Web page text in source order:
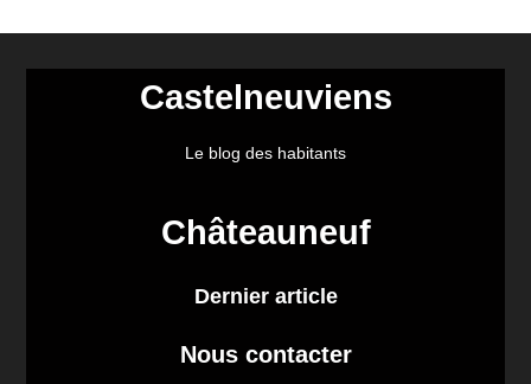
Castelneuviens
Le blog des habitants
Châteauneuf
Dernier article
Nous contacter